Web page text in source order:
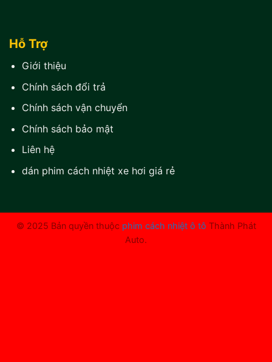
Hỗ Trợ
Giới thiệu
Chính sách đổi trả
Chính sách vận chuyển
Chính sách bảo mật
Liên hệ
dán phim cách nhiệt xe hơi giá rẻ
© 2025 Bản quyền thuộc phim cách nhiệt ô tô Thành Phát
Auto.